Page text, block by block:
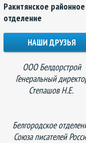
Ракитянское районное
отделение
НАШИ ДРУЗЬЯ
ООО Белдорстрой
Генеральный
Степашов Н.Е.
Белгородское
Союза писателей